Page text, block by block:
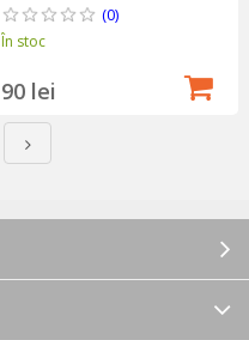
(0)
În stoc
90 lei